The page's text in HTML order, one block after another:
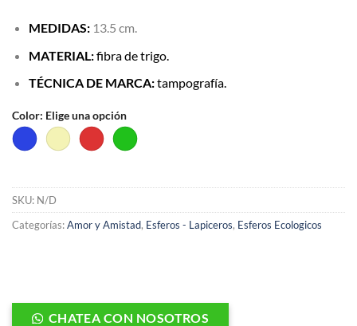
MEDIDAS:13.5 cm.
MATERIAL:fibra de trigo.
TÉCNICA DE MARCA:tampografía.
Color: Elige una opción
SKU: N/D
Categorías:Amor y Amistad, Esferos - Lapiceros, Esferos Ecologicos
CHATEA CON NOSOTROS